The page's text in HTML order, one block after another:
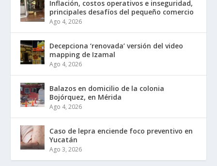
Inflación, costos operativos e inseguridad,
principales desafíos del pequeño comercio
Ago 4, 2026
Decepciona ‘renovada’ versión del video
mapping de Izamal
Ago 4, 2026
Balazos en domicilio de la colonia
Bojórquez, en Mérida
Ago 4, 2026
Caso de lepra enciende foco preventivo en
Yucatán
Ago 3, 2026